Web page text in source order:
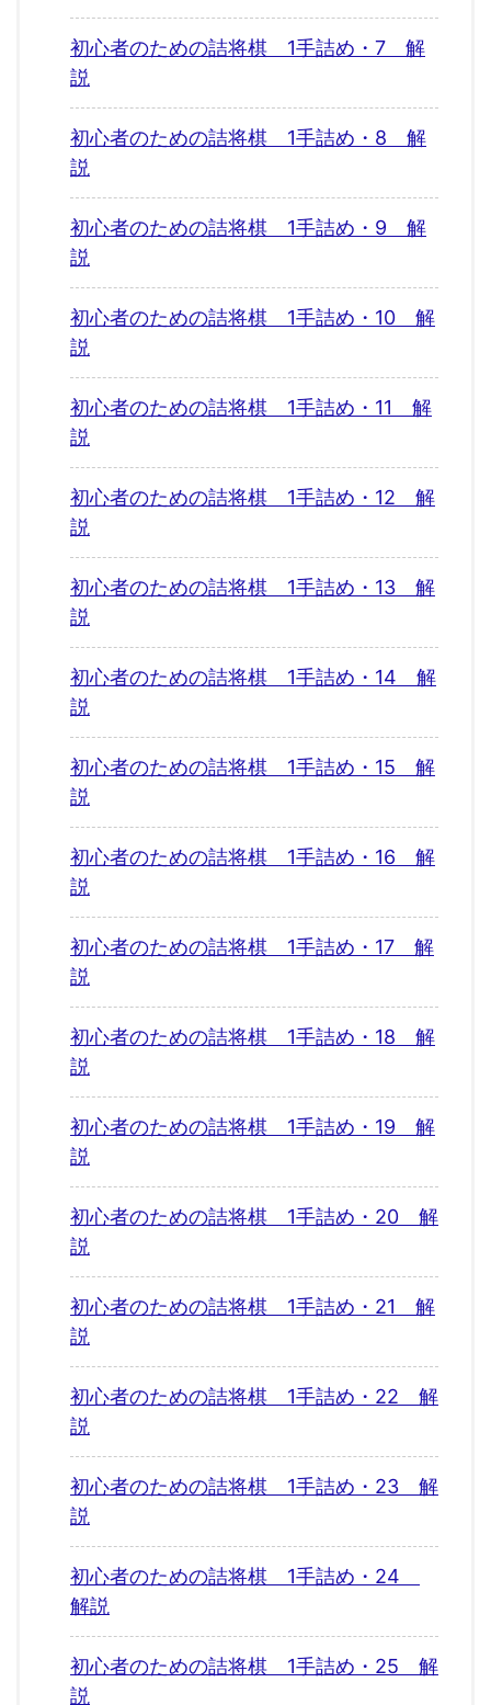
初心者のための詰将棋 1手詰め・7 解
説
初心者のための詰将棋 1手詰め・8 解
説
初心者のための詰将棋 1手詰め・9 解
説
初心者のための詰将棋 1手詰め・10 解
説
初心者のための詰将棋 1手詰め・11 解
説
初心者のための詰将棋 1手詰め・12 解
説
初心者のための詰将棋 1手詰め・13 解
説
初心者のための詰将棋 1手詰め・14 解
説
初心者のための詰将棋 1手詰め・15 解
説
初心者のための詰将棋 1手詰め・16 解
説
初心者のための詰将棋 1手詰め・17 解
説
初心者のための詰将棋 1手詰め・18 解
説
初心者のための詰将棋 1手詰め・19 解
説
初心者のための詰将棋 1手詰め・20 解
説
初心者のための詰将棋 1手詰め・21 解
説
初心者のための詰将棋 1手詰め・22 解
説
初心者のための詰将棋 1手詰め・23 解
説
初心者のための詰将棋 1手詰め・24
解説
初心者のための詰将棋 1手詰め・25 解
説